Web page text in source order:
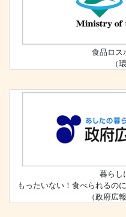
食品ロス
（
暮らし
もったいない！食べられるの
（政府広